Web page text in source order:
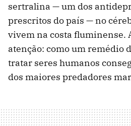
sertralina — um dos
prescritos do país — no
vivem na costa fluminense.
atenção: como um remédio
tratar seres humanos
dos maiores predadores